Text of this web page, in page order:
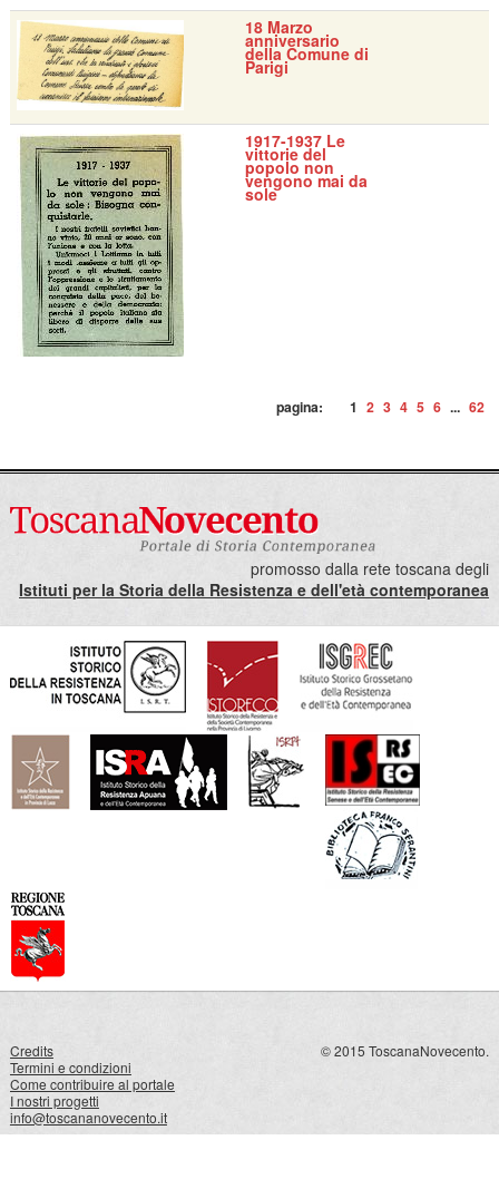
18 Marzo
anniversario
della Comune di
Parigi
1917-1937 Le
vittorie del
popolo non
vengono mai da
sole
pagina: 1 2 3 4 5 6 ... 62
promosso dalla rete toscana degli
Istituti per la Storia della Resistenza e dell'età contemporanea
Credits
Termini e condizioni
Come contribuire al portale
I nostri progetti
info@toscananovecento.it
© 2015 ToscanaNovecento.